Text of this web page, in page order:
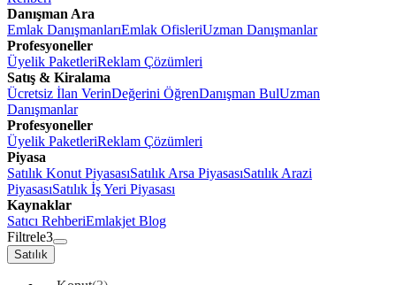
Danışman Ara
Emlak DanışmanlarıEmlak OfisleriUzman Danışmanlar
Profesyoneller
Üyelik PaketleriReklam Çözümleri
Satış & Kiralama
Ücretsiz İlan VerinDeğerini ÖğrenDanışman BulUzman
Danışmanlar
Profesyoneller
Üyelik PaketleriReklam Çözümleri
Piyasa
Satılık Konut PiyasasıSatılık Arsa PiyasasıSatılık Arazi
PiyasasıSatılık İş Yeri Piyasası
Kaynaklar
Satıcı RehberiEmlakjet Blog
Filtrele3
Satılık